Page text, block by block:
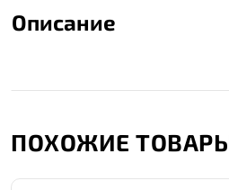
Описание
ПОХОЖИЕ